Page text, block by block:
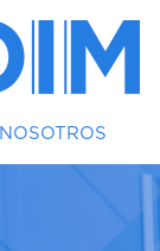
NOSOTROS